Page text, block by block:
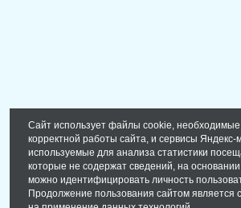
Сайт использует файлы cookie, необходимые
корректной работы сайта, и сервисы Яндекс-
используемые для анализа статистики
которые не содержат сведений, на
можно идентифицировать личность
Продолжение пользования сайтом является